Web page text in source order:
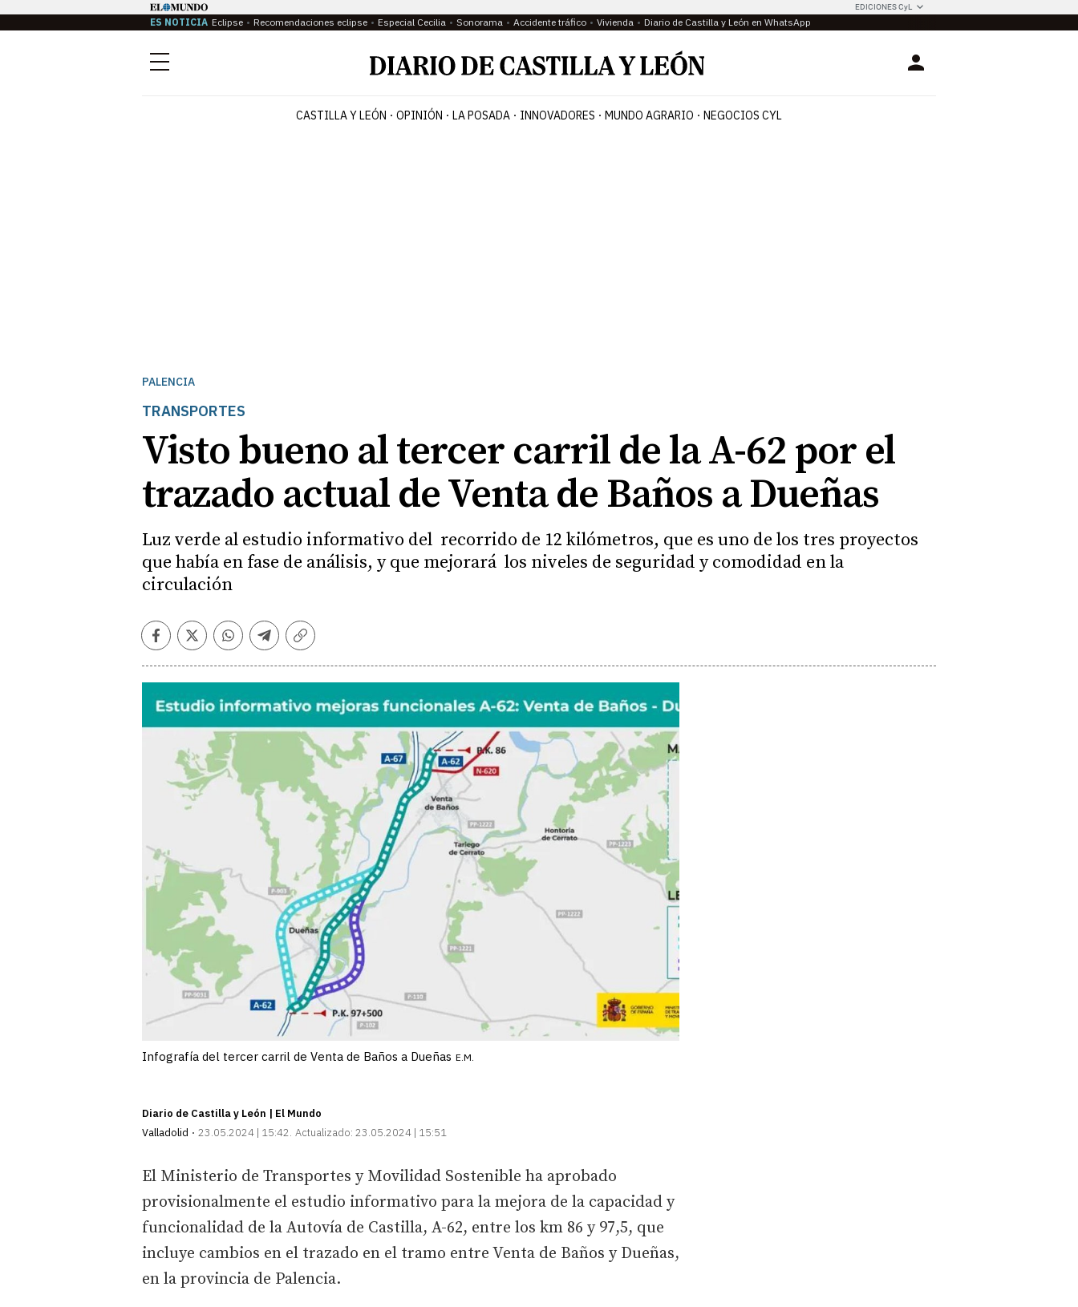
EDICIONES CyL
ES NOTICIA Eclipse Recomendaciones eclipse Especial Cecilia Sonorama Accidente tráfico Vivienda Diario de Castilla y León en WhatsApp
Menú Login
CASTILLA Y LEÓN OPINIÓN LA POSADA INNOVADORES MUNDO AGRARIO NEGOCIOS CYL
PALENCIA
TRANSPORTES
Visto bueno al tercer carril de la A-62 por el
trazado actual de Venta de Baños a Dueñas
Luz verde al estudio informativo del recorrido de 12 kilómetros, que es uno de los tres proyectos
que había en fase de análisis, y que mejorará los niveles de seguridad y comodidad en la
circulación
Facebook
TwitterWhatsapp
Telegram
Copiar
Infografía del tercer carril de Venta de Baños a Dueñas E.M.
Diario de Castilla y León | El Mundo
Valladolid
23.05.2024 | 15:42 Actualizado: 23.05.2024 | 15:51
El Ministerio de Transportes y Movilidad Sostenible ha aprobado
provisionalmente el estudio informativo para la mejora de la capacidad y
funcionalidad de la Autovía de Castilla, A-62, entre los km 86 y 97,5, que
incluye cambios en el trazado en el tramo entre Venta de Baños y Dueñas,
en la provincia de Palencia.